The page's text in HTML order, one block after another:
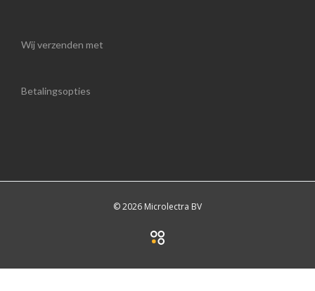
Wij verzenden met
Betalingsopties
© 2026 Microlectra BV